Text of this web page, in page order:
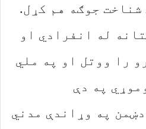
شناخت جوګه هم کړل.
له انفرادي او
را ووتل او په ملي
په دې
په وړاندې مدني